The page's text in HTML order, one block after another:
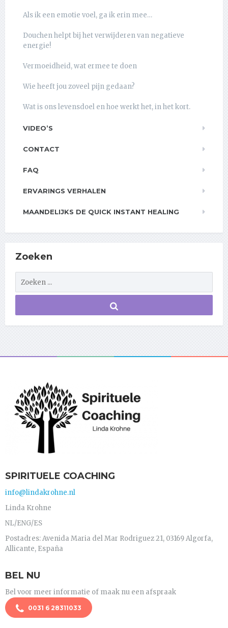
Als ik een emotie voel, ga ik erin mee…
Douchen helpt bij het verwijderen van negatieve
energie!
Vermoeidheid, wat ermee te doen
Wie heeft jou zoveel pijn gedaan?
Wat is ons levensdoel en hoe werkt het, in het kort.
VIDEO’S
CONTACT
FAQ
ERVARINGS VERHALEN
MAANDELIJKS DE QUICK INSTANT HEALING
Zoeken
SPIRITUELE COACHING
info@lindakrohne.nl
Linda Krohne
NL/ENG/ES
Postadres: Avenida Maria del Mar Rodriguez 21, 03169 Algorfa,
Allicante, España
BEL NU
Bel voor meer informatie of maak nu een afspraak
0031 6 28311033